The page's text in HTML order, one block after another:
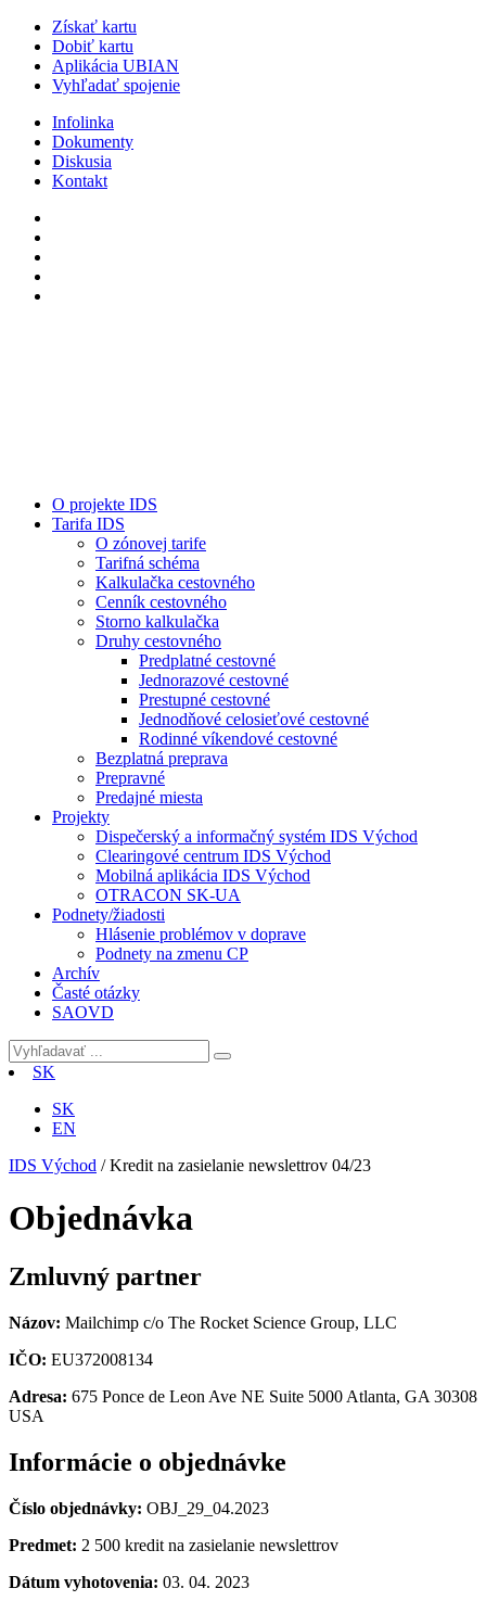
Získať kartu
Dobiť kartu
Aplikácia UBIAN
Vyhľadať spojenie
Infolinka
Dokumenty
Diskusia
Kontakt
O projekte IDS
Tarifa IDS
O zónovej tarife
Tarifná schéma
Kalkulačka cestovného
Cenník cestovného
Storno kalkulačka
Druhy cestovného
Predplatné cestovné
Jednorazové cestovné
Prestupné cestovné
Jednodňové celosieťové cestovné
Rodinné víkendové cestovné
Bezplatná preprava
Prepravné
Predajné miesta
Projekty
Dispečerský a informačný systém IDS Východ
Clearingové centrum IDS Východ
Mobilná aplikácia IDS Východ
OTRACON SK-UA
Podnety/žiadosti
Hlásenie problémov v doprave
Podnety na zmenu CP
Archív
Časté otázky
SAOVD
SK
SK
EN
IDS Východ /Kredit na zasielanie newslettrov 04/23
Objednávka
Zmluvný partner
Názov: Mailchimp c/o The Rocket Science Group, LLC
IČO: EU372008134
Adresa: 675 Ponce de Leon Ave NE Suite 5000 Atlanta, GA 30308
USA
Informácie o objednávke
Číslo objednávky: OBJ_29_04.2023
Predmet: 2 500 kredit na zasielanie newslettrov
Dátum vyhotovenia: 03. 04. 2023